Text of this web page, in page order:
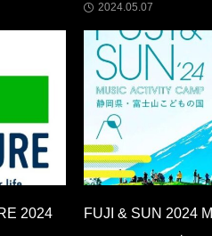
2024
2024.05.07
FUJI & SUN 2024